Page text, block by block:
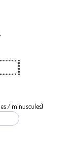
/ minuscules)